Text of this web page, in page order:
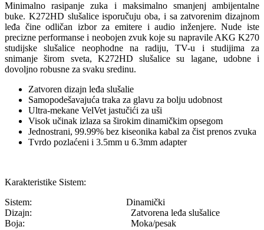
Minimalno rasipanje zuka i maksimalno smanjenj ambijentalne
buke. K272HD slušalice isporučuju oba, i sa zatvorenim dizajnom
leđa čine odličan izbor za emitere i audio inženjere. Nude iste
precizne performanse i neobojen zvuk koje su napravile AKG K270
studijske slušalice neophodne na radiju, TV-u i studijima za
snimanje širom sveta, K272HD slušalice su lagane, udobne i
dovoljno robusne za svaku sredinu.
Zatvoren dizajn leđa slušalie
Samopodešavajuća traka za glavu za bolju udobnost
Ultra-mekane VelVet jastučići za uši
Visok učinak izlaza sa širokim dinamičkim opsegom
Jednostrani, 99.99% bez kiseonika kabal za čist prenos zvuka
Tvrdo pozlaćeni i 3.5mm u 6.3mm adapter
Karakteristike Sistem:
Sistem: Dinamički
Dizajn: Zatvorena leđa slušalice
Boja: Moka/pesak